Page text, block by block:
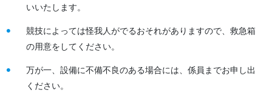
いいたします。
競技によっては怪我人がでるおそれがありますので、救急箱
の用意をしてください。
万が一、設備に不備不良のある場合には、係員までお申し出
ください。